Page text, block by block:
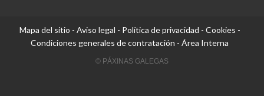
Mapa del sitio - Aviso legal - Política de privacidad - Cookies -
Condiciones generales de contratación - Área Interna
© PÁXINAS GALEGAS